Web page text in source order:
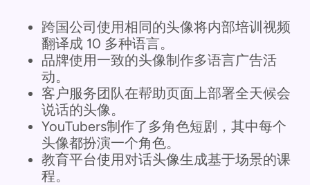
跨国公司使用相同的头像将内部培训视频
翻译成 10 多种语言。
品牌使用一致的头像制作多语言广告活
动。
客户服务团队在帮助页面上部署全天候会
说话的头像。
YouTubers制作了多角色短剧，其中每个
头像都扮演一个角色。
教育平台使用对话头像生成基于场景的课
程。